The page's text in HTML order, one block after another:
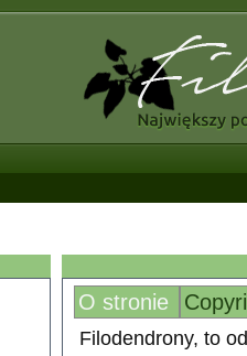
O stronie
Filodendrony, to